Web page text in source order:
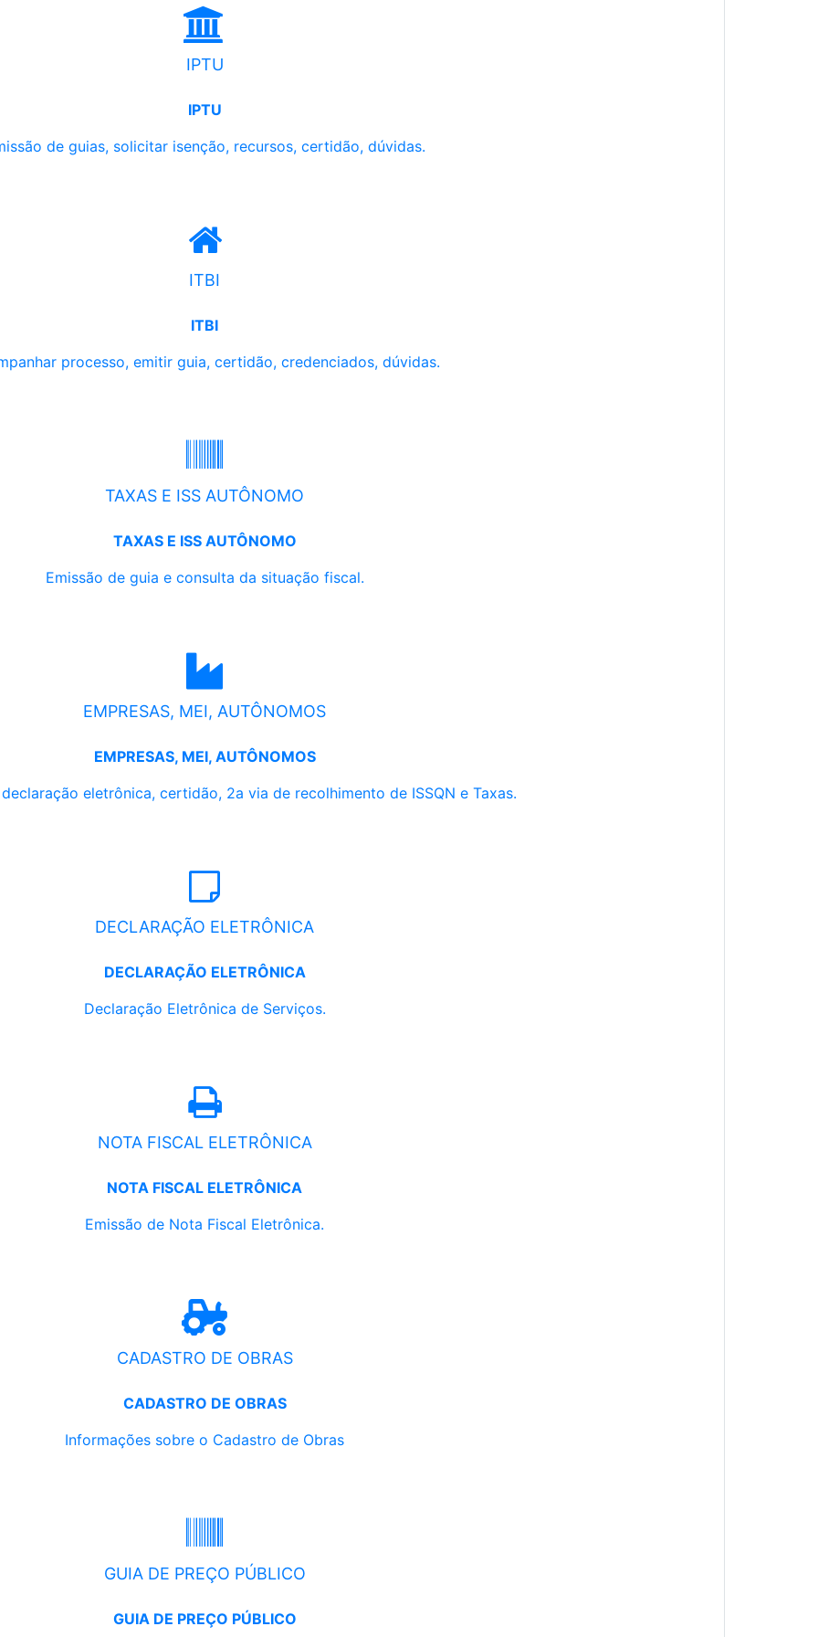
IPTU
IPTU
de guias, solicitar isenção, recursos, certidão, dúvidas.
ITBI
ITBI
processo, emitir guia, certidão, credenciados, dúvidas.
TAXAS E ISS AUTÔNOMO
TAXAS E ISS AUTÔNOMO
Emissão de guia e consulta da situação fiscal.
EMPRESAS, MEI, AUTÔNOMOS
EMPRESAS, MEI, AUTÔNOMOS
eletrônica, certidão, 2a via de recolhimento de ISSQN e Taxas.
DECLARAÇÃO ELETRÔNICA
DECLARAÇÃO ELETRÔNICA
Declaração Eletrônica de Serviços.
NOTA FISCAL ELETRÔNICA
NOTA FISCAL ELETRÔNICA
Emissão de Nota Fiscal Eletrônica.
CADASTRO DE OBRAS
CADASTRO DE OBRAS
Informações sobre o Cadastro de Obras
GUIA DE PREÇO PÚBLICO
GUIA DE PREÇO PÚBLICO